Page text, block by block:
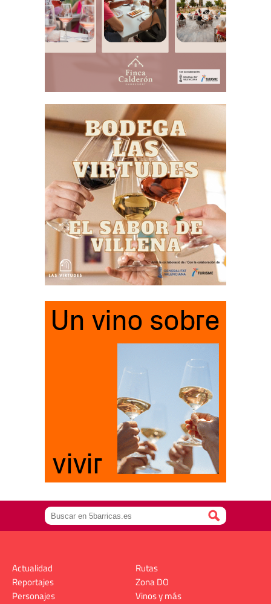
Actualidad
Reportajes
Personajes
Rutas
Zona DO
Vinos y más